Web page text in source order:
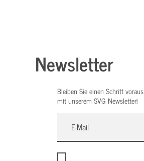
Newsletter
Bleiben Sie einen Schritt voraus
mit unserem SVG Newsletter!